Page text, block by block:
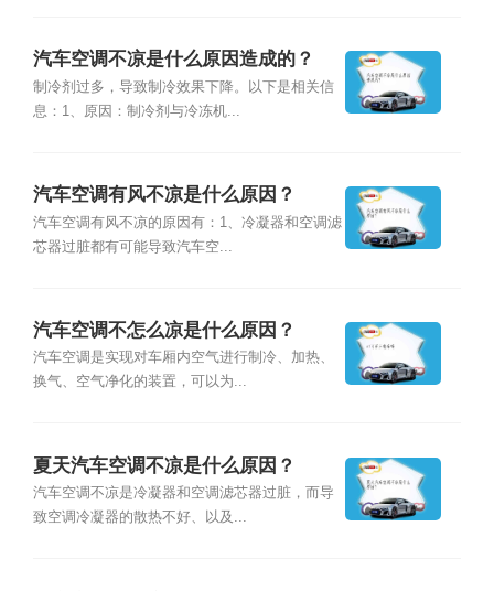
汽车空调不凉是什么原因造成的？
制冷剂过多，导致制冷效果下降。以下是相关信
息：1、原因：制冷剂与冷冻机...
汽车空调有风不凉是什么原因？
汽车空调有风不凉的原因有：1、冷凝器和空调滤
芯器过脏都有可能导致汽车空...
汽车空调不怎么凉是什么原因？
汽车空调是实现对车厢内空气进行制冷、加热、
换气、空气净化的装置，可以为...
夏天汽车空调不凉是什么原因？
汽车空调不凉是冷凝器和空调滤芯器过脏，而导
致空调冷凝器的散热不好、以及...